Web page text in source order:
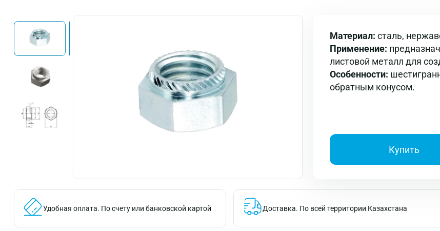
Материал: сталь,
Применение:
листовой металл для
Особенности:
обратным конусом.
Купить
Удобная оплата. По счету или банковской картой Доставка. По всей территории Казахстана